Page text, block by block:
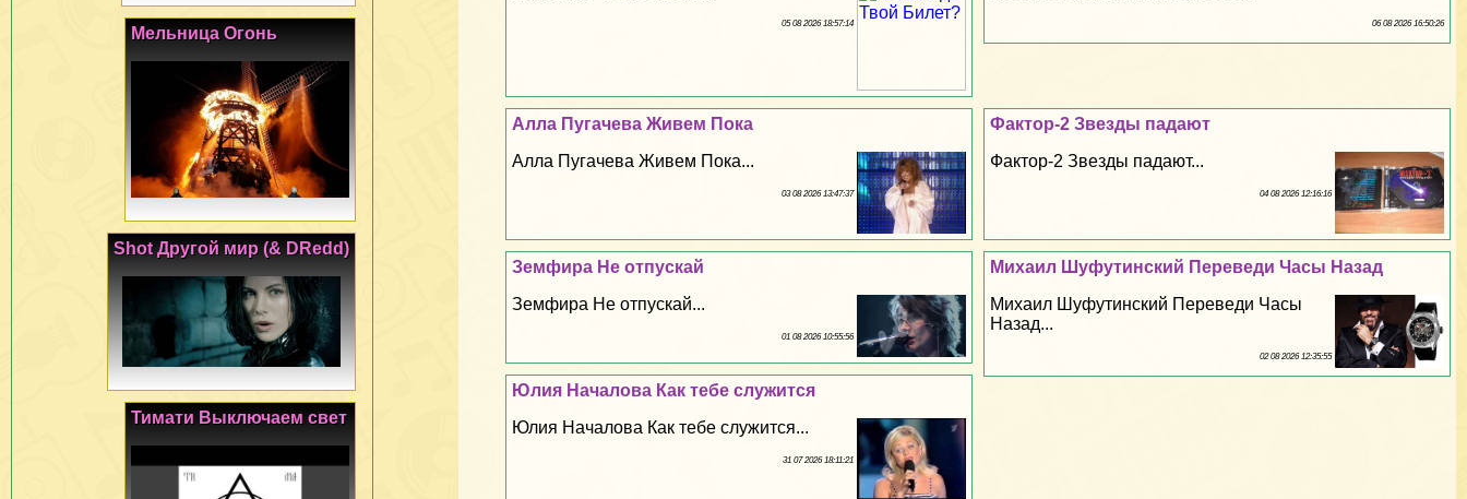
06 08 2026 16:50:26
05 08 2026 18:57:14
Фактор-2 Звезды падают
Фактор-2 Звезды падают...
04 08 2026 12:16:16
Алла Пугачева Живем Пока
Алла Пугачева Живем Пока...
03 08 2026 13:47:37
Михаил Шуфутинский Переведи Часы Назад
Михаил Шуфутинский Переведи Часы
Назад...
02 08 2026 12:35:55
Земфира Не отпускай
Земфира Не отпускай...
01 08 2026 10:55:56
Юлия Началова Как тебе служится
Юлия Началова Как тебе служится...
31 07 2026 18:11:21
Мельница Огонь
Shot Другой мир (& DRedd)
Тимати Выключаем свет